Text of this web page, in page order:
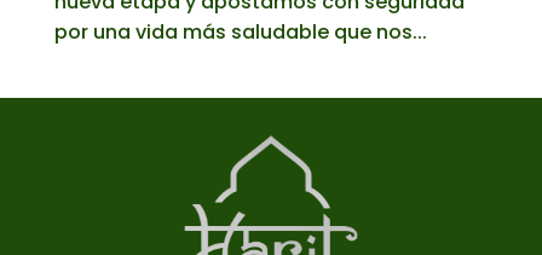
por una vida más saludable que nos...